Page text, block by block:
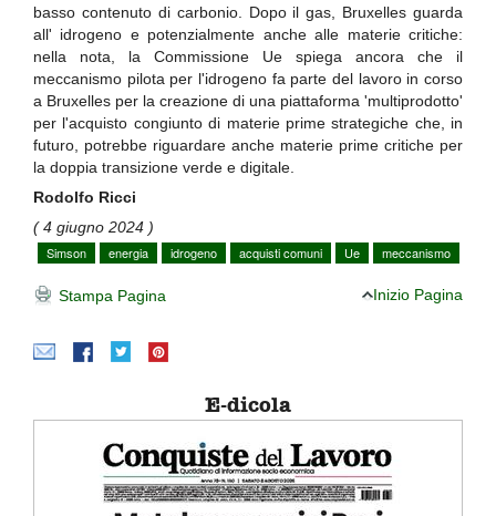
basso contenuto di carbonio. Dopo il gas, Bruxelles guarda
all' idrogeno e potenzialmente anche alle materie critiche:
nella nota, la Commissione Ue spiega ancora che il
meccanismo pilota per l'idrogeno fa parte del lavoro in corso
a Bruxelles per la creazione di una piattaforma 'multiprodotto'
per l'acquisto congiunto di materie prime strategiche che, in
futuro, potrebbe riguardare anche materie prime critiche per
la doppia transizione verde e digitale.
Rodolfo Ricci
( 4 giugno 2024 )
Simson
energia idrogeno acquisti comuni Ue meccanismo
Stampa Pagina Inizio Pagina
E-dicola